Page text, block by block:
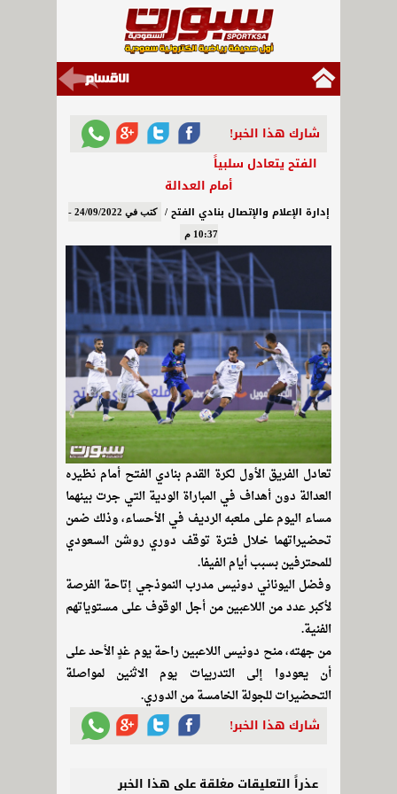
شارك هذا الخبر!
الفتح يتعادل سلبياً
أمام العدالة
إدارة الإعلام والإتصال بنادي الفتح / كتب في 24/09/2022 -
10:37 م
تعادل الفريق الأول لكرة القدم بنادي الفتح أمام نظيره
العدالة دون أهداف في المباراة الودية التي جرت بينهما
مساء اليوم على ملعبه الرديف في الأحساء، وذلك ضمن
تحضيراتهما خلال فترة توقف دوري روشن السعودي
للمحترفين بسبب أيام الفيفا.
وفضل اليوناني دونيس مدرب النموذجي إتاحة الفرصة
لأكبر عدد من اللاعبين من أجل الوقوف على مستوياتهم
الفنية.
من جهته، منح دونيس اللاعبين راحة يوم غدٍ الأحد على
أن يعودوا إلى التدريبات يوم الاثنين لمواصلة
التحضيرات للجولة الخامسة من الدوري.
شارك هذا الخبر!
عذراً التعليقات مغلقة على هذا الخبر